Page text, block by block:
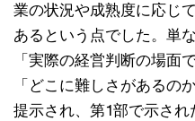
業の状況や成熟度に応じ
あるという点でした。単
「実際の経営判断の場面
「どこに難しさがあるの
提示され、第1部で示さ